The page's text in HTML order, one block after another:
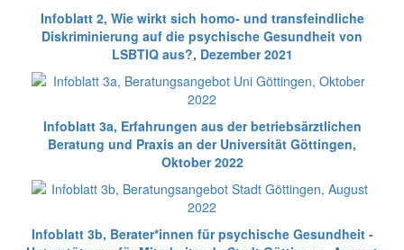
Infoblatt 2, Wie wirkt sich homo- und transfeindliche
Diskriminierung auf die psychische Gesundheit von
LSBTIQ aus?, Dezember 2021
Infoblatt 3a, Erfahrungen aus der betriebsärztlichen
Beratung und Praxis an der Universität Göttingen,
Oktober 2022
Infoblatt 3b, Berater*innen für psychische Gesundheit -